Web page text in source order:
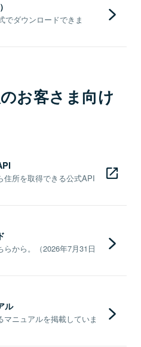
でダウンロードできま
お客さま向け
住所を取得できる公式API
から。（2026年7月31日
ル
ニュアルを掲載していま